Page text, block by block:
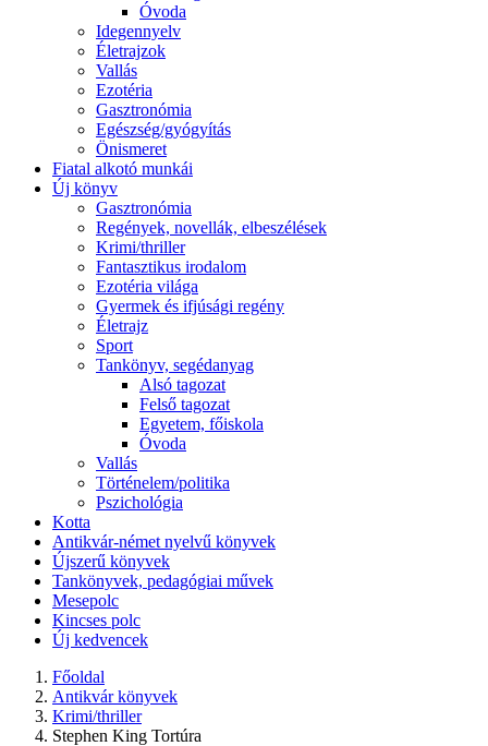
Óvoda
Idegennyelv
Életrajzok
Vallás
Ezotéria
Gasztronómia
Egészség/gyógyítás
Önismeret
Fiatal alkotó munkái
Új könyv
Gasztronómia
Regények, novellák, elbeszélések
Krimi/thriller
Fantasztikus irodalom
Ezotéria világa
Gyermek és ifjúsági regény
Életrajz
Sport
Tankönyv, segédanyag
Alsó tagozat
Felső tagozat
Egyetem, főiskola
Óvoda
Vallás
Történelem/politika
Pszichológia
Kotta
Antikvár-német nyelvű könyvek
Újszerű könyvek
Tankönyvek, pedagógiai művek
Mesepolc
Kincses polc
Új kedvencek
Főoldal
Antikvár könyvek
Krimi/thriller
Stephen King Tortúra